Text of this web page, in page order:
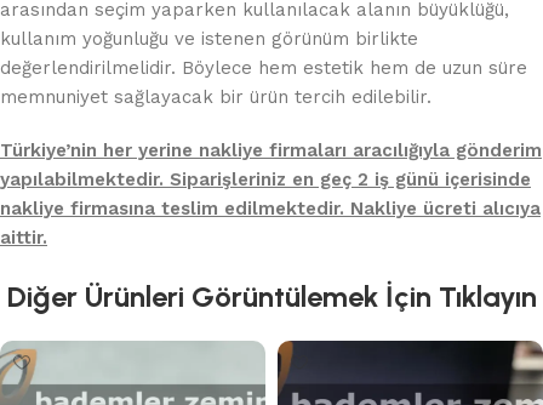
arasından seçim yaparken kullanılacak alanın büyüklüğü,
kullanım yoğunluğu ve istenen görünüm birlikte
değerlendirilmelidir. Böylece hem estetik hem de uzun süre
memnuniyet sağlayacak bir ürün tercih edilebilir.
Türkiye’nin her yerine nakliye firmaları aracılığıyla gönderim
yapılabilmektedir. Siparişleriniz en geç 2 iş günü içerisinde
nakliye firmasına teslim edilmektedir. Nakliye ücreti alıcıya
aittir.
Diğer Ürünleri Görüntülemek İçin Tıklayın